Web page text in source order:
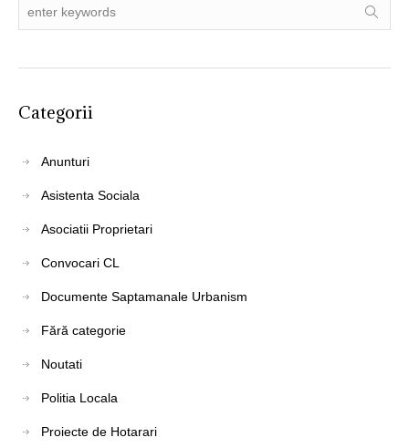
Categorii
Anunturi
Asistenta Sociala
Asociatii Proprietari
Convocari CL
Documente Saptamanale Urbanism
Fără categorie
Noutati
Politia Locala
Proiecte de Hotarari